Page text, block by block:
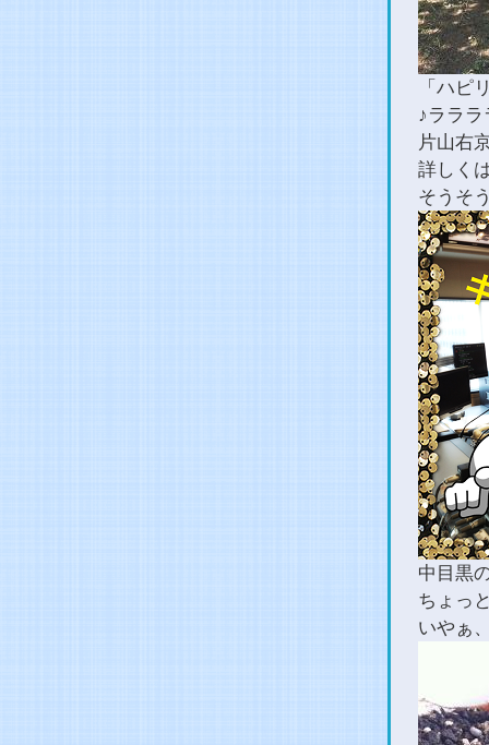
「ハピ
♪ララ
片山右
詳しく
そうそ
中目黒
ちょっ
いやぁ